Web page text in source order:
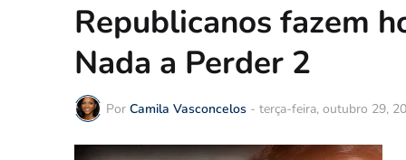
Republicanos fazem
Nada a Perder 2
Por Camila Vasconcelos - terça-feira, outubro 29,